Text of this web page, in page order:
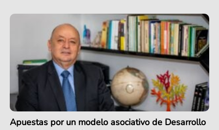
Apuestas por un modelo asociativo de Desarrollo